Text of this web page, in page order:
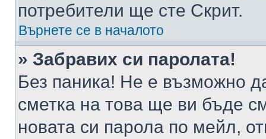
потребители ще сте Скрит.
Върнете се в началото
» Забравих си паролата!
Без паника! Не е възможно
сметка на това ще ви бъде
новата си парола по мейл,